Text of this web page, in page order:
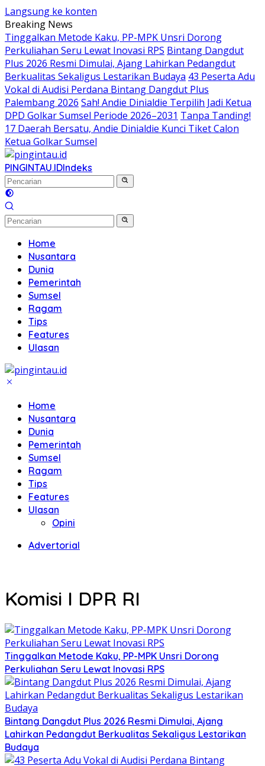
Langsung ke konten
Breaking News
Tinggalkan Metode Kaku, PP-MPK Unsri Dorong
Perkuliahan Seru Lewat Inovasi RPS Bintang Dangdut
Plus 2026 Resmi Dimulai, Ajang Lahirkan Pedangdut
Berkualitas Sekaligus Lestarikan Budaya 43 Peserta Adu
Vokal di Audisi Perdana Bintang Dangdut Plus
Palembang 2026 Sah! Andie Dinialdie Terpilih Jadi Ketua
DPD Golkar Sumsel Periode 2026–2031 Tanpa Tanding!
17 Daerah Bersatu, Andie Dinialdie Kunci Tiket Calon
Ketua Golkar Sumsel
PINGINTAU.IDIndeks
Home
Nusantara
Dunia
Pemerintah
Sumsel
Ragam
Tips
Features
Ulasan
Home
Nusantara
Dunia
Pemerintah
Sumsel
Ragam
Tips
Features
Ulasan
Opini
Advertorial
Komisi I DPR RI
Tinggalkan Metode Kaku, PP-MPK Unsri Dorong
Perkuliahan Seru Lewat Inovasi RPS
Bintang Dangdut Plus 2026 Resmi Dimulai, Ajang
Lahirkan Pedangdut Berkualitas Sekaligus Lestarikan
Budaya